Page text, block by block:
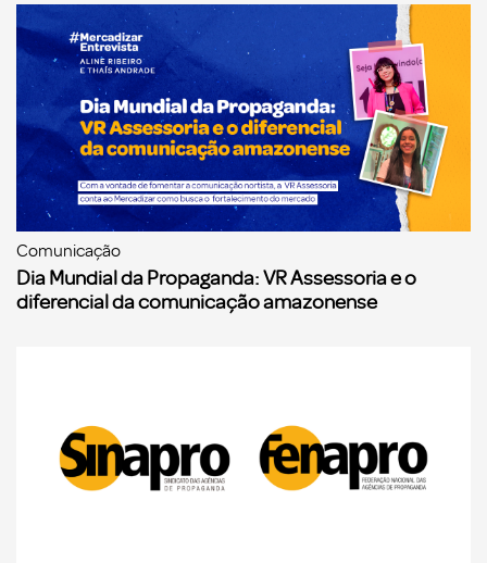
Comunicação
Dia Mundial da Propaganda: VR Assessoria e o
diferencial da comunicação amazonense